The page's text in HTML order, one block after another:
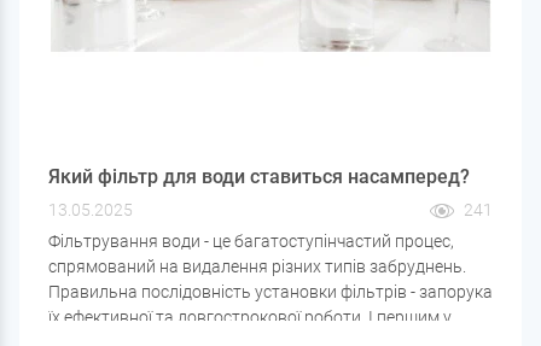
Який фільтр для води ставиться насамперед?
13.05.2025
241
Фільтрування води - це багатоступінчастий процес,
спрямований на видалення різних типів забруднень.
Правильна послідовність установки фільтрів - запорука
їх ефективної та довгострокової роботи. І першим у